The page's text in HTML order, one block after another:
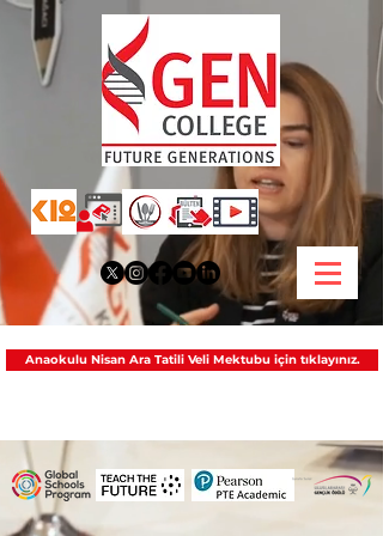
Anaokulu Nisan Ara Tatili Veli Mektubu için tıklayınız.